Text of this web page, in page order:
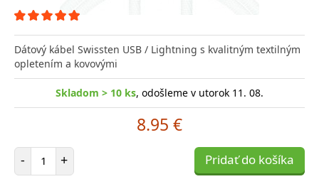
Dátový kábel Swissten USB / Lightning s kvalitným textilným
opletením a kovovými
Skladom > 10 ks, odošleme v utorok 11. 08.
8.95 €
- Počet položiek
+ Pridať do košíka